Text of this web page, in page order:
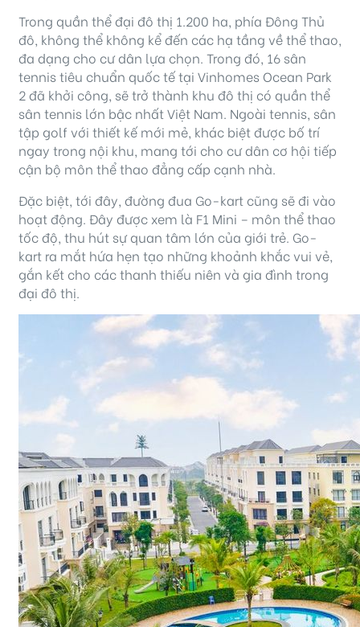
Trong quần thể đại đô thị 1.200 ha, phía Đông Thủ
đô, không thể không kể đến các hạ tầng về thể thao,
đa dạng cho cư dân lựa chọn. Trong đó, 16 sân
tennis tiêu chuẩn quốc tế tại Vinhomes Ocean Park
2 đã khởi công, sẽ trở thành khu đô thị có quần thể
sân tennis lớn bậc nhất Việt Nam. Ngoài tennis, sân
tập golf với thiết kế mới mẻ, khác biệt được bố trí
ngay trong nội khu, mang tới cho cư dân cơ hội tiếp
cận bộ môn thể thao đẳng cấp cạnh nhà.
Đặc biệt, tới đây, đường đua Go-kart cũng sẽ đi vào
hoạt động. Đây được xem là F1 Mini – môn thể thao
tốc độ, thu hút sự quan tâm lớn của giới trẻ. Go-
kart ra mắt hứa hẹn tạo những khoảnh khắc vui vẻ,
gắn kết cho các thanh thiếu niên và gia đình trong
đại đô thị.